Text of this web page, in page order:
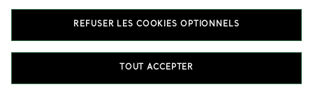
Trouver votre boutique
REFUSER LES COOKIES OPTIONNELS
TOUT ACCEPTER